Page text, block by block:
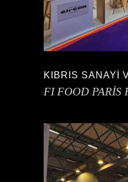
KIBRIS SANAYİ
FI FOOD PARİS